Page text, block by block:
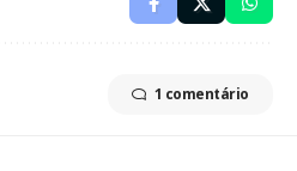
1 comentário